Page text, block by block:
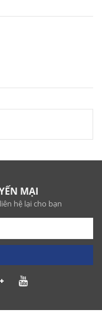
MẠI
hệ lại cho bạn